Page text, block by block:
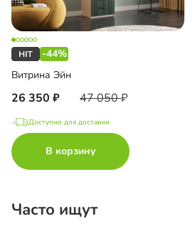
-44%
Витрина Эйн
26 350 47 050
Доступно для доставки
В корзину
Часто ищут